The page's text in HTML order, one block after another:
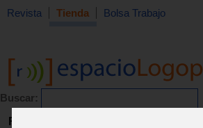
Revista Tienda Bolsa Trabajo
Buscar:
Revista